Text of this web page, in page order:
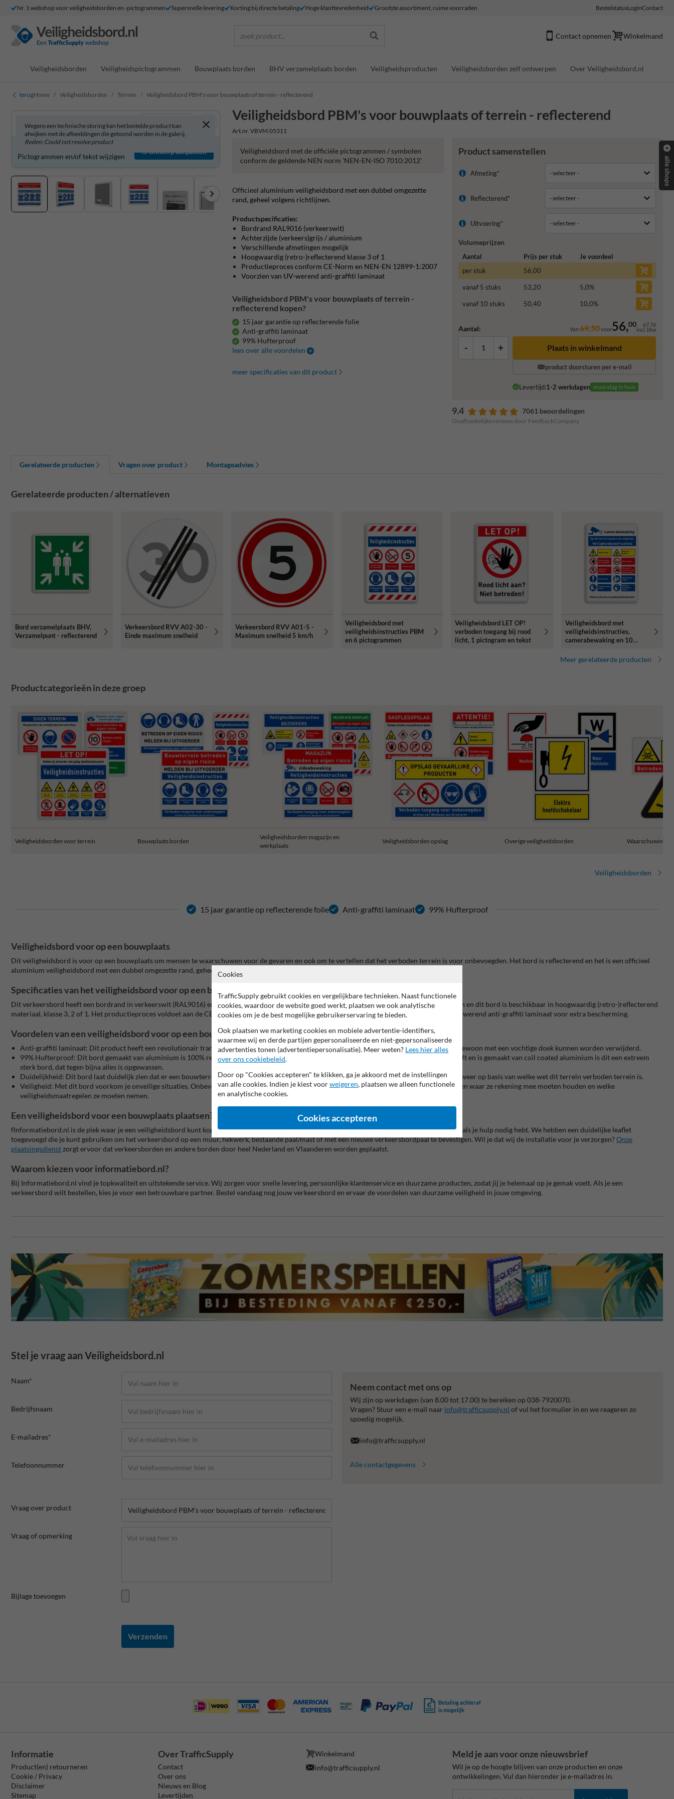
Nr. 1 webshop voor veiligheidsborden en -pictogrammen Supersnelle levering Korting bij directe betaling Hoge klanttevredenheid Grootste assortiment, ruime voorraden BestelstatusLoginContact
zoek product... Contact opnemen Winkelmand
Veiligheidsborden Veiligheidspictogrammen Bouwplaats borden BHV verzamelplaats borden Veiligheidsproducten Veiligheidsborden zelf ontwerpen Over Veiligheidsbord.nl
terugHome Veiligheidsborden Terrein Veiligheidsbord PBM's voor bouwplaats of terrein - reflecterend
Veiligheidsbord PBM's voor bouwplaats of terrein - reflecterend
Art.nr. VBVM.05311
Wegens een technische storing kan het bestelde product kan
afwijken met de afbeeldingen die getoond worden in de galerij.
Reden: Could not resolve product
Bekijk in 3D
Veiligheidsbord zelf aanpassen?
Pictogrammen en/of tekst wijzigen
Ontwerp aanpassen Product samenstellen
Afmeting*
Reflecterend*
Uitvoering*
Volumeprijzen
Aantal Prijs per stuk
Je voordeel
per stuk
56,00
vanaf 5 stuks 53,20 5,0%
vanaf 10 stuks 50,40 10,0%
Aantal: Van69,50voor56,00 67,76
incl. btw
- + Plaats in winkelmand
product doorsturen per e-mail
Levertijd:1-2 werkdagen maandag in huis
9.4 7061 beoordelingen
Onafhankelijke reviews door FeedbackCompany
Veiligheidsbord met de officiële pictogrammen / symbolen
conform de geldende NEN norm 'NEN-EN-ISO 7010:2012'
Officieel aluminium veiligheidsbord met een dubbel omgezette
rand, geheel volgens richtlijnen.
Productspecificaties:
Bordrand RAL9016 (verkeerswit)
Achterzijde (verkeers)grijs / aluminium
Verschillende afmetingen mogelijk
Hoogwaardig (retro-)reflecterend klasse 3 of 1
Productieproces conform CE-Norm en NEN-EN 12899-1:2007
Voorzien van UV-werend anti-graffiti laminaat
Veiligheidsbord PBM's voor bouwplaats of terrein -
reflecterend kopen?
15 jaar garantie op reflecterende folie
Anti-graffiti laminaat
99% Hufterproof
lees over alle voordelen
meer specificaties van dit product
Gerelateerde producten Vragen over product Montageadvies
Gerelateerde producten / alternatieven
Bord verzamelplaats BHV,
Verzamelpunt - reflecterend
Verkeersbord RVV A02-30 -
Einde maximum snelheid
Verkeersbord RVV A01-5 -
Maximum snelheid 5 km/h
Veiligheidsbord met
veiligheidsinstructies PBM
en 6 pictogrammen
Veiligheidsbord LET OP!
verboden toegang bij rood
licht, 1 pictogram en tekst
Veiligheidsbord met
veiligheidsinstructies,
camerabewaking en 10
Meer gerelateerde producten
Productcategorieën in deze groep
Veiligheidsborden voor terrein Bouwplaats borden
Veiligheidsborden magazijn en
werkplaats
Veiligheidsborden opslag Overige veiligheidsborden
Veiligheidsborden
15 jaar garantie op reflecterende folie Anti-graffiti laminaat 99% Hufterproof
Veiligheidsbord voor op een bouwplaats
Dit veiligheidsbord is voor op een bouwplaats om mensen te waarschuwen voor de gevaren en ook om te vertellen dat het verboden terrein is voor onbevoegden. Het bord is reflecterend en het is een officieel
aluminium veiligheidsbord met een dubbel omgezette rand, geheel volgens richtlijnen.
Specificaties van het veiligheidsbord voor op een bouwplaats met eigen ontwerp
Dit verkeersbord heeft een bordrand in verkeerswit (RAL9016) en een grijze/aluminium achterzijde. Het is beschikbaar in verschillende afmetingen en dit bord is beschikbaar in hoogwaardig (retro-)reflecterend
materiaal, klasse 3, 2 of 1. Het productieproces voldoet aan de CE-Norm en NEN-EN 12899-1:2007 en het bord is bovendien voorzien van een UV-werend anti-graffiti laminaat voor extra bescherming.
Voordelen van een veiligheidsbord voor op een bouwplaats zijn:
Anti-graffiti laminaat: Dit product heeft een revolutionair transparant anti-graffiti laminaat. Dit zorgt ervoor dat de meeste stickers en graffiti gewoon met een vochtige doek kunnen worden verwijderd.
99% Hufterproof: Dit bord gemaakt van aluminium is 100% recyclebaar en roest niet. Doordat dit product een dubbel omgezette bordrand heeft en is gemaakt van coil coated aluminium is dit een extreem
sterk bord, dat tegen bijna alles is opgewassen.
Duidelijkheid: Dit bord laat duidelijk zien dat er een bouwterrein is en dat dit terrein verboden te betreden is voor onbevoegden. Ook geeft het weer op basis van welke wet dit terrein verboden terrein is.
Veiligheid: Met dit bord voorkom je onveilige situaties. Onbevoegden weten hierdoor dat ze het terrein niet mogen betreden en bevoegden weten waar ze rekening mee moeten houden en welke
veiligheidsmaatregelen ze moeten nemen.
Een veiligheidsbord voor een bouwplaats plaatsen? Informatiebord.nl helpt je
fInformatiebord.nl is de plek waar je een veiligheidsbord kunt kopen. Wil je hulp bij het monteren en plaatsen van de installatie? Wij zijn er voor je als je hulp nodig hebt. We hebben een duidelijke leaflet
toegevoegd die je kunt gebruiken om het verkeersbord op een muur, hekwerk, bestaande paal/mast of met een nieuwe verkeersbordpaal te bevestigen. Wil je dat wij de installatie voor je verzorgen? Onze
plaatsingsdienstzorgt ervoor dat verkeersborden en andere borden door heel Nederland en Vlaanderen worden geplaatst.
Waarom kiezen voor informatiebord.nl?
Bij Informatiebord.nl vind je topkwaliteit en uitstekende service. Wij zorgen voor snelle levering, persoonlijke klantenservice en duurzame producten, zodat jij je helemaal op je gemak voelt. Als je een
verkeersbord wilt bestellen, kies je voor een betrouwbare partner. Bestel vandaag nog jouw verkeersbord en ervaar de voordelen van duurzame veiligheid in jouw omgeving.
Stel je vraag aan Veiligheidsbord.nl
Naam*
Bedrijfsnaam
E-mailadres*
Telefoonnummer
Vraag over product
Vraag of opmerking
Bijlage toevoegen
Verzenden
Neem contact met ons op
Wij zijn op werkdagen (van 8.00 tot 17.00) te bereiken op 038-7920070.
Vragen? Stuur een e-mail naar info@trafficsupply.nl of vul het formulier in en we reageren zo
spoedig mogelijk.
info@trafficsupply.nl
Alle contactgegevens
Betaling achteraf
is mogelijk
Informatie
Product(en) retourneren
Cookie / Privacy
Disclaimer
Sitemap
Over TrafficSupply
Contact
Over ons
Nieuws en Blog
Levertijden
Winkelmand
info@trafficsupply.nl
Meld je aan voor onze nieuwsbrief
Wil je op de hoogte blijven van onze producten en onze
ontwikkelingen. Vul dan hieronder je e-mailadres in.
alle shops
Cookies
TrafficSupply gebruikt cookies en vergelijkbare technieken. Naast functionele
cookies, waardoor de website goed werkt, plaatsen we ook analytische
cookies om je de best mogelijke gebruikerservaring te bieden.
Ook plaatsen we marketing cookies en mobiele advertentie-identifiers,
waarmee wij en derde partijen gepersonaliseerde en niet-gepersonaliseerde
advertenties tonen (advertentiepersonalisatie). Meer weten? Lees hier alles
over ons cookiebeleid.
Door op "Cookies accepteren" te klikken, ga je akkoord met de instellingen
van alle cookies. Indien je kiest voorweigeren, plaatsen we alleen functionele
en analytische cookies.
Cookies accepteren